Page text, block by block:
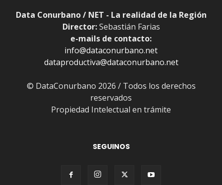
Data Conurbano / NET - La realidad de la Región
Director:Sebastián Farias
e-mails de contacto:
info@dataconurbano.net
dataproductiva@dataconurbano.net
© DataConurbano 2026 / Todos los derechos
reservados
Propiedad Intelectual en trámite
SEGUINOS